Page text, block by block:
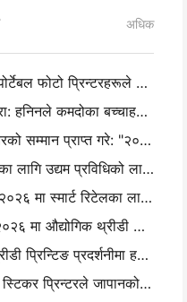
अधिक
हनिन इन्स्टेंट क्यामेरा र पोर्टेबल फोटो प्रिन्टरहरूले आईईएई शेन्जेन २०२६ मा बलियो रुचि आकर्षित गर्दछ
हिउँको पठार मार्फत यात्रा: हनिनले कमदोका बच्चाहरूलाई फोटोग्राफी शिक्षा कार्यक्रमहरू ल्याउँछ
हनिनले नयाँ राष्ट्रिय स्तरको सम्मान प्राप्त गरे: "२०२६ मेड इन चाइना · उपभोक्ताहरूद्वारा विश्वसनीय ब्रान्ड"
हनिनलाई नवीनता नेतृत्वका लागि उद्यम प्रविधिको लागि राष्ट्रिय केन्द्रको रूपमा मान्यता प्
एचपीआरटीले चाइनाशप २०२६ मा स्मार्ट रिटेलका लागि एआई-संचालित एनईएक्स सीरीज प्रदर्शन गर्दछ
हनिनले टीसीटी एशिया २०२६ मा औद्योगिक थ्रीडी प्रिन्टिङको लागि एलसीडी-एल२९८ र एसजेएफ नवीनताहरूको
टीसीटी एशिया २०२६ थ्रीडी प्रिन्टिङ प्रदर्शनीमा हनिनमा सामेल हुनुहोस्
हनिन न्यू १: एक पोर्टेबल स्टिकर प्रिन्टरले जापानको लोफ्ट स्टोरमा आफ्नो बाटो बनायो